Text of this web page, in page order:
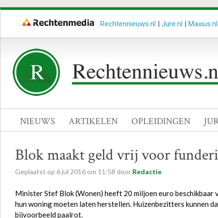
Rechtennieuws.nl | Jure.nl | Maxius.nl
NIEUWS ARTIKELEN OPLEIDINGEN
Blok maakt geld vrij voor
Geplaatst op 6jul 2016 om 11:58 door Redactie
Minister Stef Blok (Wonen) heeft 20 miljoen euro
hun woning moeten laten herstellen. Huizenbezitters kunnen
bijvoorbeeld paalrot.